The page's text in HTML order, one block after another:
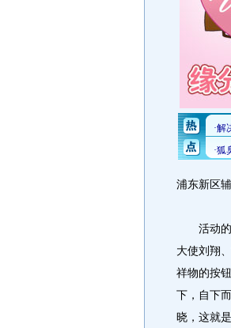
浦东新区
活动的
大使刘翔
祥物的按
下，自下
晓，这就